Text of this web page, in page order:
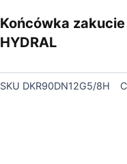
Końcówka
HYDRAL
SKU DKR90DN12G5/8H